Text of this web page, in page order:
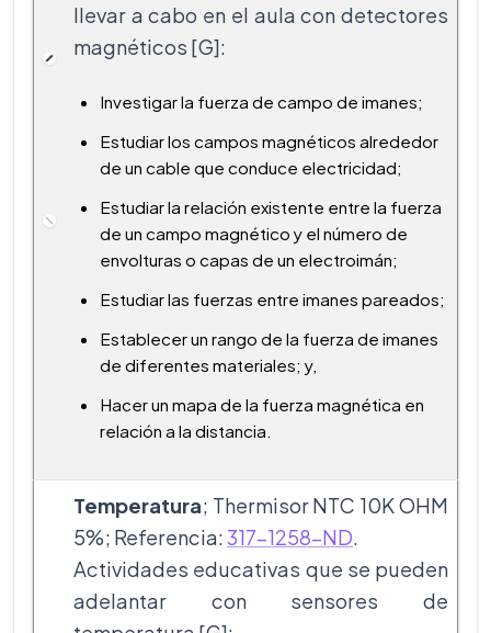
llevar a cabo en el aula con detectores
magnéticos [G]:
Investigar la fuerza de campo de imanes;
Estudiar los campos magnéticos alrededor
de un cable que conduce electricidad;
Estudiar la relación existente entre la fuerza
de un campo magnético y el número de
envolturas o capas de un electroimán;
Estudiar las fuerzas entre imanes pareados;
Establecer un rango de la fuerza de imanes
de diferentes materiales; y,
Hacer un mapa de la fuerza magnética en
relación a la distancia.
Temperatura; Thermisor NTC 10K OHM
5%; Referencia:317-1258-ND.
Actividades educativas que se pueden
adelantar con sensores de